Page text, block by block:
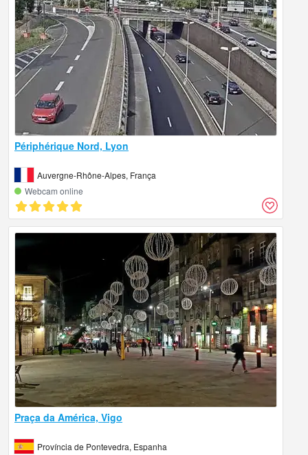
Périphérique Nord, Lyon
Auvergne-Rhône-Alpes, França
Webcam online
Praça da América, Vigo
Província de Pontevedra, Espanha